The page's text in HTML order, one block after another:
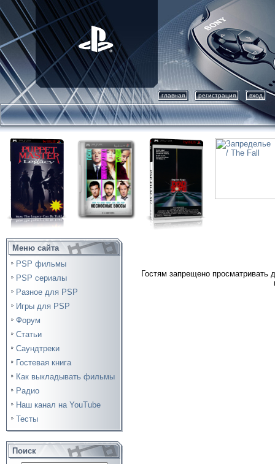
главная регистрация вход
Меню сайта
PSP фильмы
PSP сериалы
Разное для PSP
Игры для PSP
Форум
Статьи
Саундтреки
Гостевая книга
Как выкладывать фильмы
Радио
Наш канал на YouTube
Тесты
Поиск
Гостям запрещено просматривать